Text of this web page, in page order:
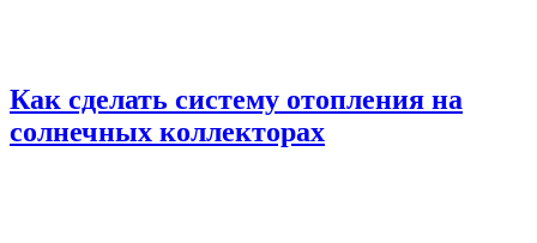
Как сделать систему отопления на
солнечных коллекторах